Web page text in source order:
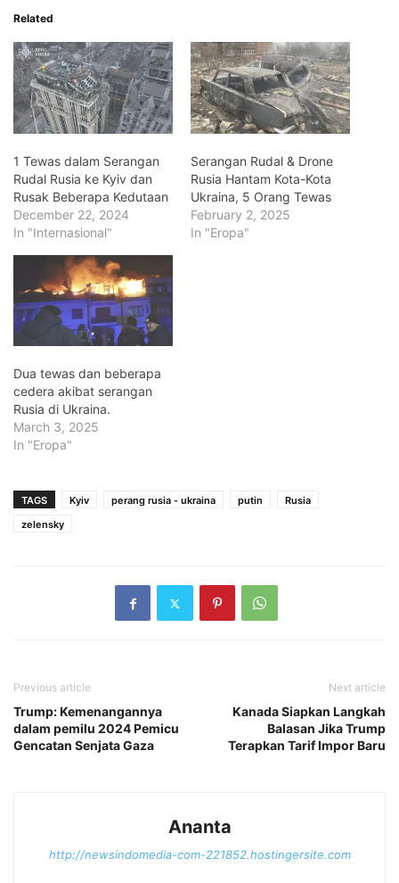
Related
1 Tewas dalam Serangan
Rudal Rusia ke Kyiv dan
Rusak Beberapa Kedutaan
December 22, 2024
In "Internasional"
Serangan Rudal & Drone
Rusia Hantam Kota-Kota
Ukraina, 5 Orang Tewas
February 2, 2025
In "Eropa"
Dua tewas dan beberapa
cedera akibat serangan
Rusia di Ukraina.
March 3, 2025
In "Eropa"
TAGS Kyiv perang rusia - ukraina putin
Rusia
zelensky
Previous article
Trump: Kemenangannya
dalam pemilu 2024 Pemicu
Gencatan Senjata Gaza
Next article
Kanada Siapkan Langkah
Balasan Jika Trump
Terapkan Tarif Impor Baru
Ananta
http://newsindomedia-com-221852.hostingersite.com